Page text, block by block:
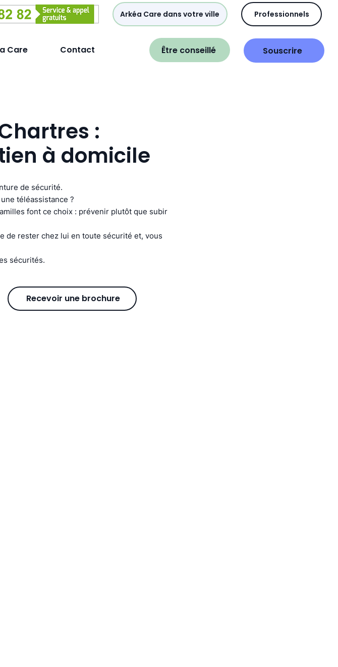
Arkéa Care dans votre ville Professionnels
Care Contact Être conseillé Souscrire
:
à domicile
de sécurité.
téléassistance ?
font ce choix : prévenir plutôt que subir
de rester chez lui en toute sécurité et, vous
sécurités.
Recevoir une brochure